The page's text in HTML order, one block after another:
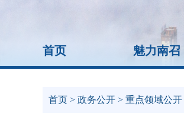
首页 魅力南召
首页 > 政务公开 > 重点领域公开